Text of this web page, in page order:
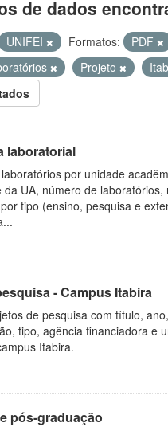
de dados
UNIFEI Formatos:
PDF
Projeto
laboratorial
por unidade
da UA, número de laboratórios,
tipo (ensino, pesquisa e
- Campus Itabira
de pesquisa com título, ano,
tipo, agência financiadora e
Itabira.
pós-graduação